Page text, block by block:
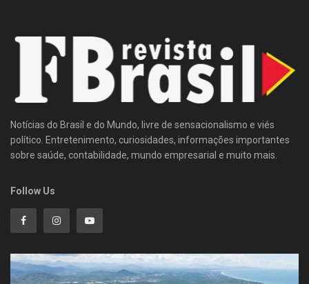
Notícias do Brasil e do Mundo, livre de sensacionalismo e viés
político. Entretenimento, curiosidades, informações importantes
sobre saúde, contabilidade, mundo empresarial e muito mais.
Follow Us